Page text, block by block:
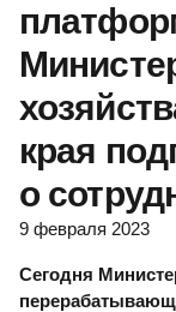
края
о
9 февраля 2023
Сегодня